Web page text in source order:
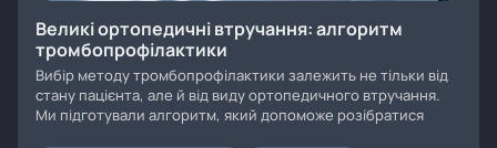
Великі ортопедичні втручання: алгоритм
тромбопрофілактики
Вибір методу тромбопрофілактики залежить не тільки від
стану пацієнта, але й від виду ортопедичного втручання.
Ми підготували алгоритм, який допоможе розібратися